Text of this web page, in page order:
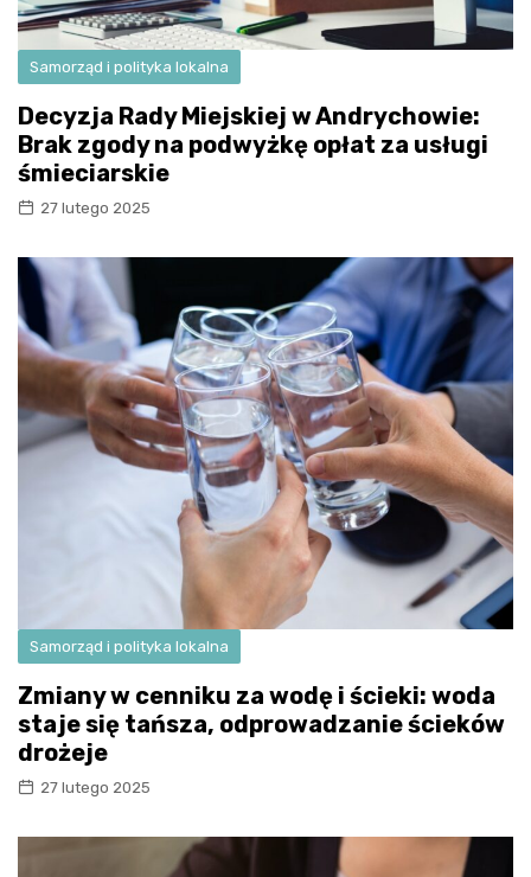
Samorząd i polityka lokalna
Decyzja Rady Miejskiej w Andrychowie:
Brak zgody na podwyżkę opłat za usługi
śmieciarskie
27 lutego 2025
Samorząd i polityka lokalna
Zmiany w cenniku za wodę i ścieki: woda
staje się tańsza, odprowadzanie ścieków
drożeje
27 lutego 2025